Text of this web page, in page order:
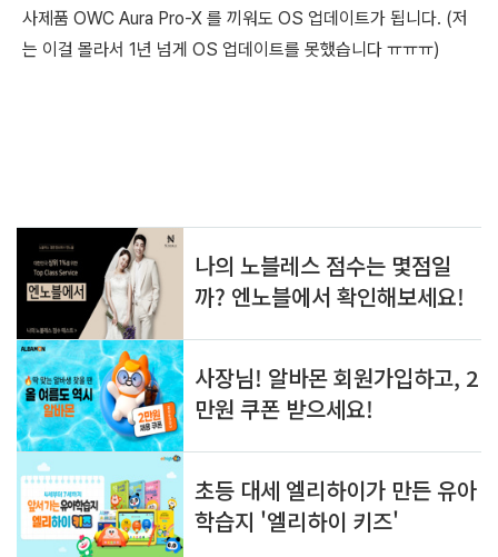
사제품 OWC Aura Pro-X 를 끼워도 OS 업데이트가 됩니다. (저
는 이걸 몰라서 1년 넘게 OS 업데이트를 못했습니다 ㅠㅠㅠ)